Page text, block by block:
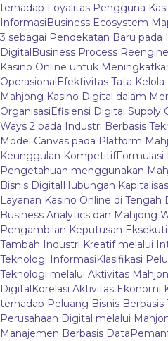
terhadap Loyalitas Pengguna
InformasiBusiness Ecosystem
3 sebagai Pendekatan Baru pada
DigitalBusiness Process
Kasino Online untuk
OperasionalEfektivitas Tata
Mahjong Kasino Digital dalam
OrganisasiEfisiensi Digital Supply
Ways 2 pada Industri Berbasis
Model Canvas pada Platform
Keunggulan KompetitifFormulasi
Pengetahuan menggunakan
Bisnis DigitalHubungan
Layanan Kasino Online di Tengah
Business Analytics dan Mahjong
Pengambilan Keputusan
Tambah Industri Kreatif melalui
Teknologi InformasiKlasifikasi
Teknologi melalui Aktivitas
DigitalKorelasi Aktivitas Ekonomi
terhadap Peluang Bisnis Berbasis
Perusahaan Digital melalui
Manajemen Berbasis Data